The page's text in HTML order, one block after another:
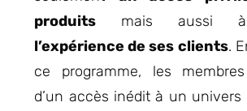
produits mais aussi
l’expérience de ses clients.
ce programme, les
d’un accès inédit à un